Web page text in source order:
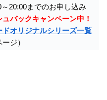
20:00までのお申し込み
ュバックキャンペーン中！
オリジナルシリーズ一覧
ージ）